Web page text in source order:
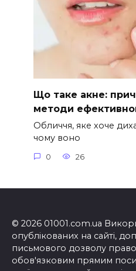
Що таке акне:
методи
Обличчя, яке хоче
чому воно
0 26
© 2026 01001.com.ua
опублікованих на сайті,
письмового дозволу
обов'язковим прямим